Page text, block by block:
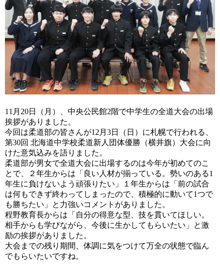
11月20日（月）、中央公民館2階で中学生の全道大会の出場
挨拶がありました。
今回は柔道部の皆さんが12月3日（日）に札幌で行われる、
第30回 北海道中学校柔道新人団体優勝（横井旗）大会に向
けた意気込みを語りました。
柔道部が男女で全道大会に出場するのは今年が初めてのこ
とで、２年生からは「良い人材が揃っている。勢いのある1
年生に負けないよう頑張りたい」１年生からは「前の試合
は何もできず終わってしまったので、積極的に動いて1つで
も勝ちたい」と力強いコメントがありました。
程野教育長からは「自分の得意な型、技を貫いてほしい。
相手からも学びながら、今後に生かしてもらいたい」と激
励の挨拶がありました。
大会までの残り期間、体調に気をつけて万全の状態で臨ん
でもらいたいですね。